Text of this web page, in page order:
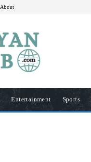
About
Entertainment Sports